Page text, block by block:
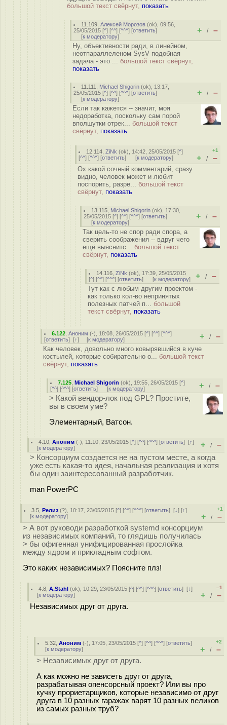
большой текст свёрнут, показать
11.109 ,Алексей Морозов (ok), 09:56,
25/05/2015 [^] [^^] [^^^] [ответить]
[к модератору]
+ / –
Ну, объективности ради, в линейном,
неотпараллеленом SysV подобная
задача - это ... большой текст свёрнут,
показать
11.111 Michael Shigorin (ok), 13:17,
25/05/2015 [^] [^^] [^^^] [ответить]
[к модератору]
+ / –
Если так кажется -- значит, моя
недоработка, поскольку сам порой
вполшутки отрек... большой текст
свёрнут, показать
12.114 ,ZiNk (ok), 14:42, 25/05/2015 [^]
[^^] [^^^] [ответить] [к модератору]
+1
+ / –
Ох какой сочный комментарий, сразу
видно, человек может и любит
поспорить, разре... большой текст
свёрнут, показать
13.115 Michael Shigorin (ok), 17:30,
25/05/2015 [^] [^^] [^^^] [ответить]
[к модератору]
+ / –
Так цель-то не спор ради спора, а
сверить соображения -- вдруг чего
ещё выяснитс... большой текст
свёрнут, показать
14.116 ,ZiNk (ok), 17:39, 25/05/2015
[^] [^^] [^^^] [ответить] [к модератору] + / –
Тут как с любым другим проектом -
как только кол-во непринятых
полезных патчей п... большой
текст свёрнут, показать
6.122 ,Аноним (-), 18:08, 26/05/2015 [^] [^^] [^^^]
[ответить] [↑] [к модератору] + / –
Как человек, довольно много ковырявшийся в куче
костылей, которые собирательно о... большой текст
свёрнут, показать
7.125 ,Michael Shigorin (ok), 19:55, 26/05/2015 [^]
[^^] [^^^] [ответить] [к модератору] + / –
> Какой вендор-лок под GPL? Простите,
вы в своем уме?
Элементарный, Ватсон.
4.10 ,Аноним (-), 11:10, 23/05/2015 [^] [^^] [^^^] [ответить][↑]
[к модератору] + / –
> Консорциум создается не на пустом месте, а когда
уже есть какая-то идея, начальная реализация и хотя
бы один заинтересованный разработчик.
man PowerPC
3.5 ,Релиз (?), 10:17, 23/05/2015 [^] [^^] [^^^] [ответить][↓] [↑]
[к модератору]
+1
+ / –
> А вот руководи разработкой systemd консорциум
из независимых компаний, то глядишь получилась
> бы офигенная унифицированная прослойка
между ядром и прикладным софтом.
Это каких независимых? Поясните плз!
4.8 ,A.Stahl (ok), 10:29, 23/05/2015 [^] [^^] [^^^] [ответить][↓]
[к модератору]
–1
+ / –
Независимых друг от друга.
5.32 ,Аноним (-), 17:05, 23/05/2015 [^] [^^] [^^^] [ответить]
[к модератору]
+2
+ / –
> Независимых друг от друга.
А как можно не зависеть друг от друга,
разрабатывая опенсорсный проект? Или вы про
кучку прориетарщиков, которые независимо от друг
друга в 10 разных гаражах варят 10 разных великов
из самых разных труб?